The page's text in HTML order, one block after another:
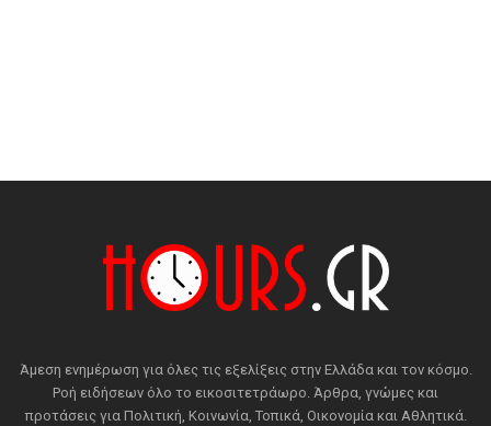
Άμεση ενημέρωση για όλες τις εξελίξεις στην Ελλάδα και τον κόσμο.
Ροή ειδήσεων όλο το εικοσιτετράωρο. Άρθρα, γνώμες και
προτάσεις για Πολιτική, Κοινωνία, Τοπικά, Οικονομία και Αθλητικά.